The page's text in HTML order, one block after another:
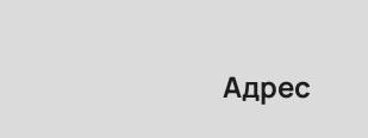
Адрес